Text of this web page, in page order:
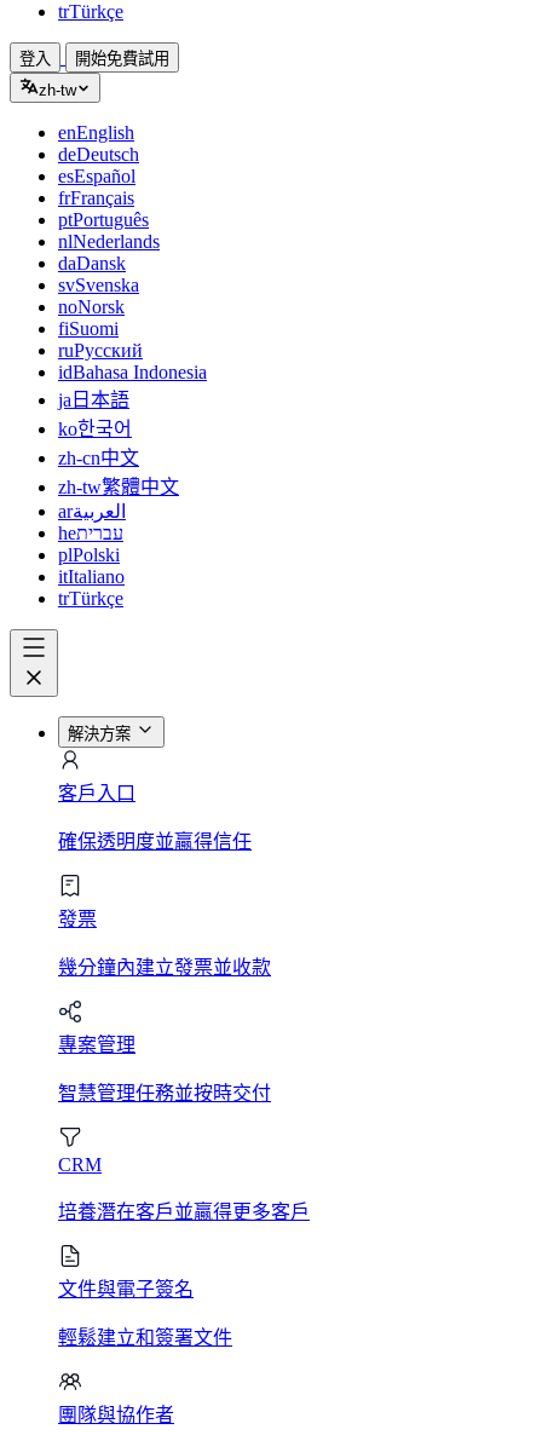
trTürkçe
登入
開始免費試用
zh-tw
enEnglish
deDeutsch
esEspañol
frFrançais
ptPortuguês
nlNederlands
daDansk
svSvenska
noNorsk
fiSuomi
ruРусский
idBahasa Indonesia
ja 日本語
ko한국어
zh-cn中文
zh-tw繁體中文
arالعربية
heעברית
plPolski
itItaliano
trTürkçe
解決方案
客戶入口
確保透明度並贏得信任
發票
幾分鐘內建立發票並收款
專案管理
智慧管理任務並按時交付
CRM
培養潛在客戶並贏得更多客戶
文件與電子簽名
輕鬆建立和簽署文件
團隊與協作者